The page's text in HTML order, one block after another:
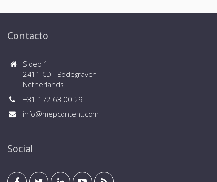
Contacto
Sloep 1
2411 CD Bodegraven
Netherlands
+31 172 63 00 29
info@mepcontent.com
Social